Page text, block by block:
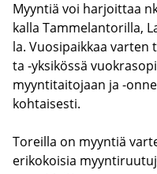
Myyn­tiä voi har­joit­taa
kal­la Tam­me­lan­to­ril­la,
la. Vuo­si­paik­kaa
ta -​yksikössä
myyn­ti­tai­to­jaan ja -​
koh­tai­ses­ti.
To­reil­la on myyn­tiä
eri­ko­koi­sia